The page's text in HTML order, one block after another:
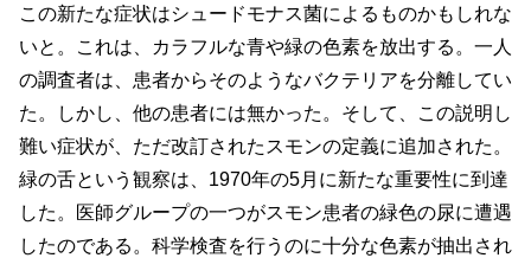
この新たな症状はシュードモナス菌によるものかもしれな
いと。これは、カラフルな青や緑の色素を放出する。一人
の調査者は、患者からそのようなバクテリアを分離してい
た。しかし、他の患者には無かった。そして、この説明し
難い症状が、ただ改訂されたスモンの定義に追加された。
緑の舌という観察は、1970年の5月に新たな重要性に到達
した。医師グループの一つがスモン患者の緑色の尿に遭遇
したのである。科学検査を行うのに十分な色素が抽出され